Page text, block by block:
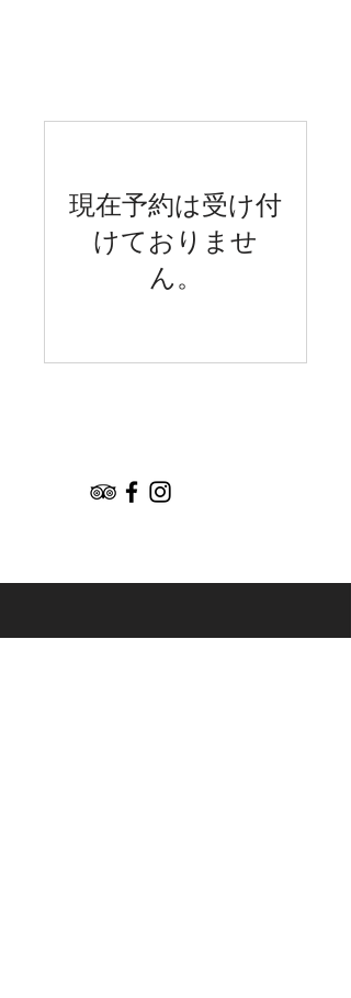
現在予約は受け付
けておりませ
ん。